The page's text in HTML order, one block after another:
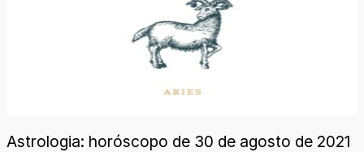
Astrologia: horóscopo de 30 de agosto de 2021